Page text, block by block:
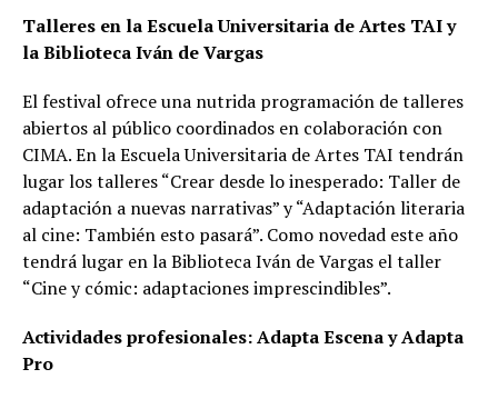
Talleres en la Escuela Universitaria de Artes TAI y
la Biblioteca Iván de Vargas
El festival ofrece una nutrida programación de talleres
abiertos al público coordinados en colaboración con
CIMA. En la Escuela Universitaria de Artes TAI tendrán
lugar los talleres “Crear desde lo inesperado: Taller de
adaptación a nuevas narrativas” y “Adaptación literaria
al cine: También esto pasará”. Como novedad este año
tendrá lugar en la Biblioteca Iván de Vargas el taller
“Cine y cómic: adaptaciones imprescindibles”.
Actividades profesionales: Adapta Escena y Adapta
Pro